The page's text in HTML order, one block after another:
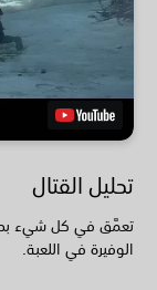
تحليل القتال
تعمَّق في كل شيء
الوفيرة في اللعبة.